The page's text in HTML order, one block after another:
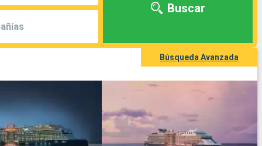
Buscar
Búsqueda Avanzada